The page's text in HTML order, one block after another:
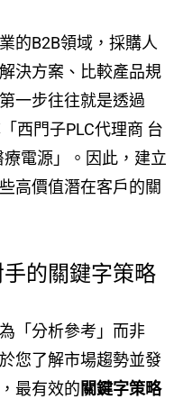
的B2B領域，採購人
決方案、比較產品規
一步往往就是透過
西門子PLC代理商 台
電源」。因此，建立
高價值潛在客戶的關
的關鍵字策略
「分析參考」而非
您了解市場趨勢並發
最有效的關鍵字策略